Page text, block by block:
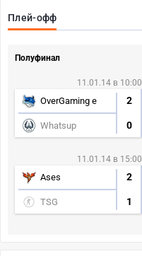
Плей-офф
Полуфинал
11.01.14 в 10:00
OverGaming e 2
Whatsup 0
11.01.14 в 15:00
Ases 2
TSG 1